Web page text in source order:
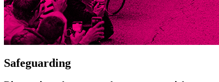
Safeguarding